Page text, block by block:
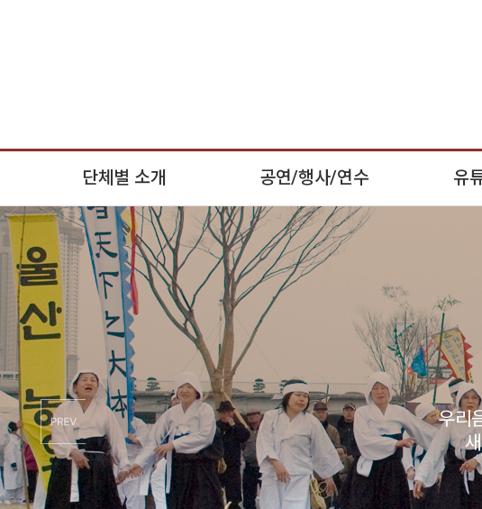
단체별 소개
울산농요보존회
(주)한국융복합예술심리치료센터
울산국악교육연구회
울산교사국악관현악단
울산국악관현악단
울산동요사랑회
한국융복합예술심리치료협회
한국국악치료협회
공연/행사/연수
공연 안내
행사 안내
연수 안내
유
우리